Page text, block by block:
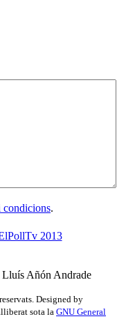
condicions.
2013
Añón Andrade
Designed by
sota la GNU General